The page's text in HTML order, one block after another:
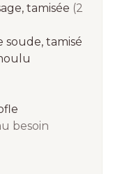
tamisée (2
soude, tamisé
besoin